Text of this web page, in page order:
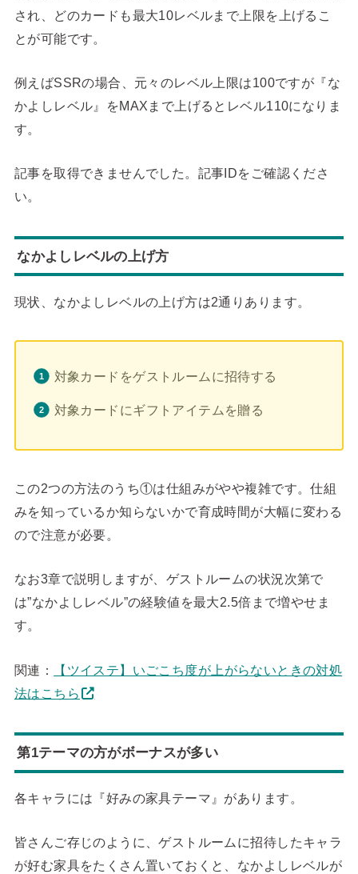
され、どのカードも最大10レベルまで上限を上げるこ
とが可能です。
例えばSSRの場合、元々のレベル上限は100ですが『な
かよしレベル』をMAXまで上げるとレベル110になりま
す。
記事を取得できませんでした。記事IDをご確認くださ
い。
なかよしレベルの上げ方
現状、なかよしレベルの上げ方は2通りあります。
対象カードをゲストルームに招待する
対象カードにギフトアイテムを贈る
この2つの方法のうち①は仕組みがやや複雑です。仕組
みを知っているか知らないかで育成時間が大幅に変わる
ので注意が必要。
なお3章で説明しますが、ゲストルームの状況次第で
は”なかよしレベル”の経験値を最大2.5倍まで増やせま
す。
関連：
【ツイステ】いごこち度が上がらないときの対処
法はこちら
第1テーマの方がボーナスが多い
各キャラには『好みの家具テーマ』があります。
皆さんご存じのように、ゲストルームに招待したキャラ
が好む家具をたくさん置いておくと、なかよしレベルが